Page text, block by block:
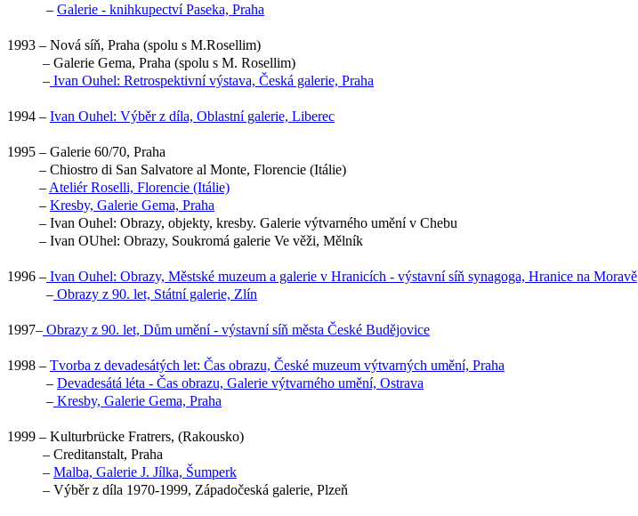
– Galerie - knihkupectví Paseka, Praha
1993 – Nová síň, Praha (spolu s M.Rosellim)
– Galerie Gema, Praha (spolu s M. Rosellim)
– Ivan Ouhel: Retrospektivní výstava, Česká galerie, Praha
1994 – Ivan Ouhel: Výběr z díla, Oblastní galerie, Liberec
1995 – Galerie 60/70, Praha
– Chiostro di San Salvatore al Monte, Florencie (Itálie)
– Ateliér Roselli, Florencie (Itálie)
– Kresby, Galerie Gema, Praha
– Ivan Ouhel: Obrazy, objekty, kresby. Galerie výtvarného umění v Chebu
– Ivan OUhel: Obrazy, Soukromá galerie Ve věži, Mělník
1996 – Ivan Ouhel: Obrazy, Městské muzeum a galerie v Hranicích - výstavní síň synagoga, Hranice na Moravě
– Obrazy z 90. let, Státní galerie, Zlín
1997– Obrazy z 90. let, Dům umění - výstavní síň města České Budějovice
1998 – Tvorba z devadesátých let: Čas obrazu, České muzeum výtvarných umění, Praha
– Devadesátá léta - Čas obrazu, Galerie výtvarného umění, Ostrava
– Kresby, Galerie Gema, Praha
1999 – Kulturbrücke Fratrers, (Rakousko)
– Creditanstalt, Praha
– Malba, Galerie J. Jílka, Šumperk
– Výběr z díla 1970-1999, Západočeská galerie, Plzeň